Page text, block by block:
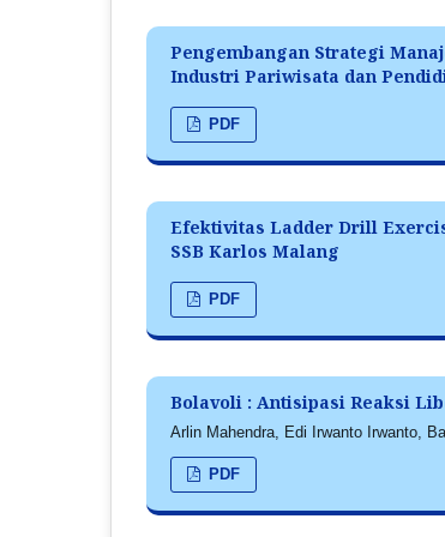
Pengembangan Strategi
Industri Pariwisata dan
PDF
Efektivitas Ladder Drill
SSB Karlos Malang
PDF
Bolavoli : Antisipasi Reaksi
Arlin Mahendra, Edi Irwanto Irwanto,
PDF